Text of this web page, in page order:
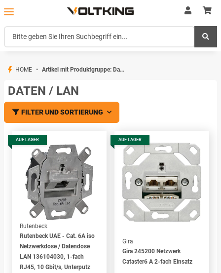
HOME Artikel mit Produktgruppe: Daten / LAN
DATEN / LAN
FILTER UND SORTIERUNG
AUF LAGER
Rutenbeck
Rutenbeck UAE - Cat. 6A iso
Netzwerkdose / Datendose
LAN 136104030, 1-fach
RJ45, 10 Gbit/s, Unterputz
AUF LAGER
Gira
Gira 245200 Netzwerk
Cataster6 A 2-fach Einsatz